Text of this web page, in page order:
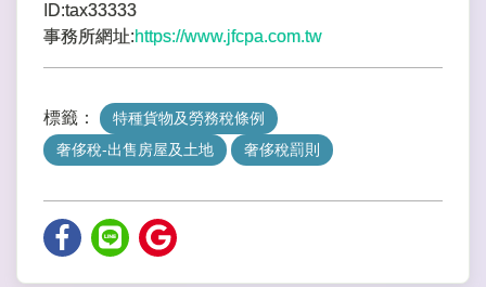
ID:tax33333
事務所網址:https://www.jfcpa.com.tw
標籤：
特種貨物及勞務稅條例
奢侈稅-出售房屋及土地
奢侈稅罰則